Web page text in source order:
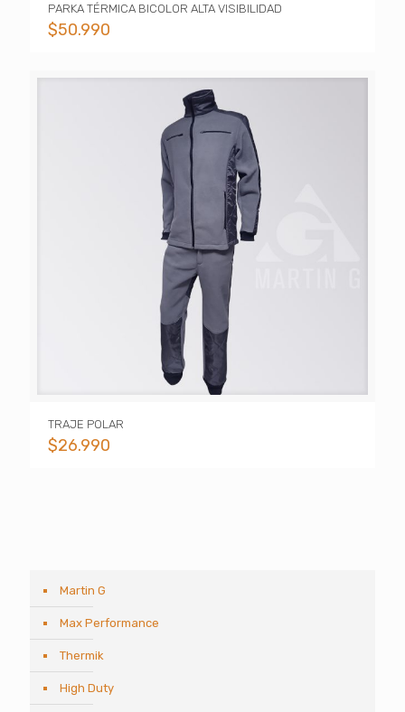
PARKA TÉRMICA BICOLOR ALTA VISIBILIDAD
$50.990
TRAJE POLAR
$26.990
Martin G
Max Performance
Thermik
High Duty